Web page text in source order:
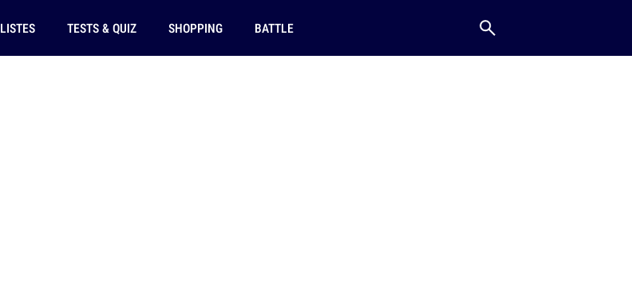
LISTES TESTS & QUIZ SHOPPING BATTLE